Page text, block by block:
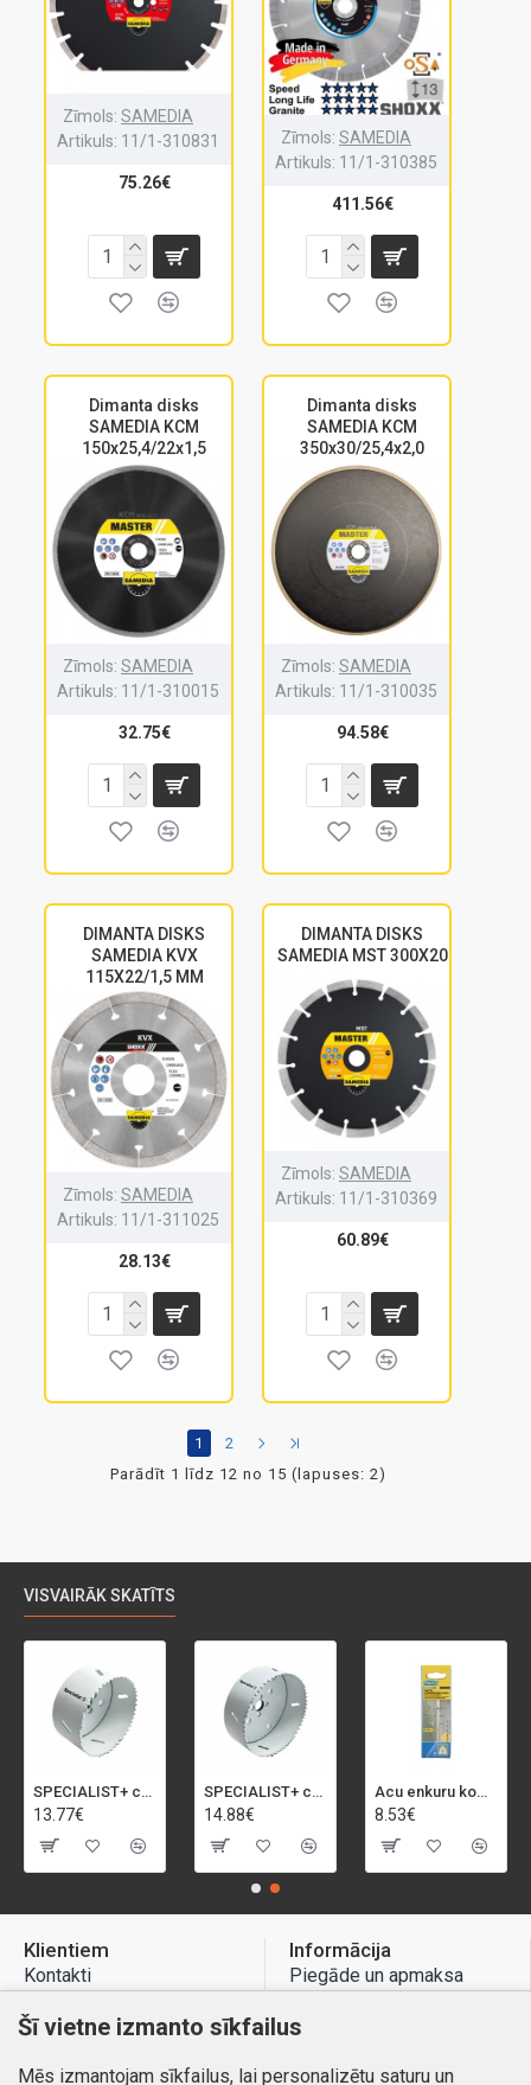
Zīmols: SAMEDIA
Artikuls: 11/1-310831
75.26€
Zīmols: SAMEDIA
Artikuls: 11/1-310385
411.56€
Dimanta disks
SAMEDIA KCM
150x25,4/22x1,5
Zīmols: SAMEDIA
Artikuls: 11/1-310015
32.75€
Dimanta disks
SAMEDIA KCM
350x30/25,4x2,0
Zīmols: SAMEDIA
Artikuls: 11/1-310035
94.58€
DIMANTA DISKS
SAMEDIA KVX
115X22/1,5 MM
Zīmols: SAMEDIA
Artikuls: 11/1-311025
28.13€
DIMANTA DISKS
SAMEDIA MST 300X20
Zīmols: SAMEDIA
Artikuls: 11/1-310369
60.89€
1
2
Parādīt 1 līdz 12 no 15 (lapuses: 2)
VISVAIRĀK SKATĪTS
SPECIALIST+ caurumu zāģis BI-METAL, 92 mm
13.77€
SPECIALIST+ caurumu zāģis BI-METAL, 98 mm
14.88€
Acu enkuru komplekts, 3-13 mm, Rapid, 12 gab.
8.53€
Klientiem
Kontakti
Preču atgriešana
Informācija
Piegāde un apmaksa
Atteikuma tiesības
Šī vietne izmanto sīkfailus
Mēs izmantojam sīkfailus, lai personalizētu saturu un